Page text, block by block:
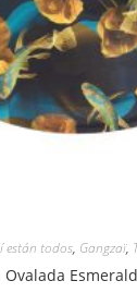
están todos, Gangzaï,
Ovalada